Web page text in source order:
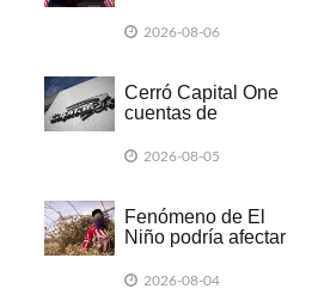
por aranceles
2026-08-06
Cerró Capital One
cuentas de
por posible lavado
2026-08-05
Fenómeno de El
Niño podría afectar
Latinoamérica
2026-08-04